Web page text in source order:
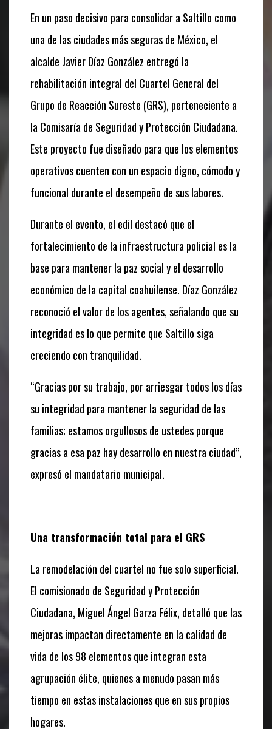
En un paso decisivo para consolidar a Saltillo como
una de las ciudades más seguras de México, el
alcalde Javier Díaz González entregó la
rehabilitación integral del Cuartel General del
Grupo de Reacción Sureste (GRS), perteneciente a
la Comisaría de Seguridad y Protección Ciudadana.
Este proyecto fue diseñado para que los elementos
operativos cuenten con un espacio digno, cómodo y
funcional durante el desempeño de sus labores.
Durante el evento, el edil destacó que el
fortalecimiento de la infraestructura policial es la
base para mantener la paz social y el desarrollo
económico de la capital coahuilense. Díaz González
reconoció el valor de los agentes, señalando que su
integridad es lo que permite que Saltillo siga
creciendo con tranquilidad.
“Gracias por su trabajo, por arriesgar todos los días
su integridad para mantener la seguridad de las
familias; estamos orgullosos de ustedes porque
gracias a esa paz hay desarrollo en nuestra ciudad”,
expresó el mandatario municipal.
Una transformación total para el GRS
La remodelación del cuartel no fue solo superficial.
El comisionado de Seguridad y Protección
Ciudadana, Miguel Ángel Garza Félix, detalló que las
mejoras impactan directamente en la calidad de
vida de los 98 elementos que integran esta
agrupación élite, quienes a menudo pasan más
tiempo en estas instalaciones que en sus propios
hogares.